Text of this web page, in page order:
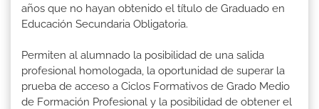
años que no hayan obtenido el título de Graduado en
Educación Secundaria Obligatoria.
Permiten al alumnado la posibilidad de una salida
profesional homologada, la oportunidad de superar la
prueba de acceso a Ciclos Formativos de Grado Medio
de Formación Profesional y la posibilidad de obtener el